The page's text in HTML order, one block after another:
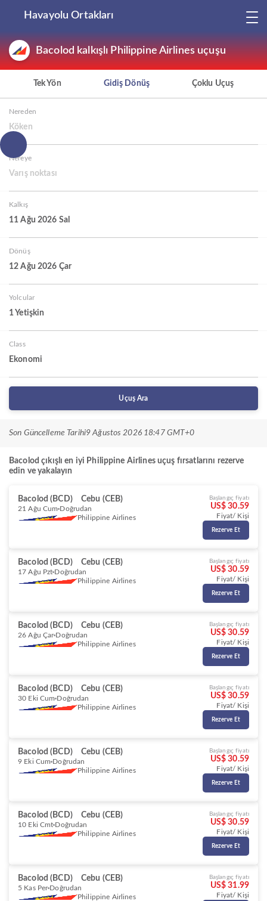
Havayolu Ortakları
Bacolod kalkışlı Philippine Airlines uçuşu
Tek Yön Gidiş Dönüş Çoklu Uçuş
Nereden
Köken
Nereye
Varış noktası
Kalkış
11 Ağu 2026 Sal
Dönüş
12 Ağu 2026 Çar
Yolcular
1 Yetişkin
Class
Ekonomi
Uçuş Ara
Son Güncelleme Tarihi9 Ağustos 2026 18:47 GMT+0
Bacolod çıkışlı en iyi Philippine Airlines uçuş fırsatlarını rezerve
edin ve yakalayın
Bacolod (BCD) Cebu (CEB)
21 Ağu Cum Doğrudan
Philippine Airlines
Başlangıç fiyatı
US$ 30.59
Fiyat/ Kişi
Rezerve Et
Bacolod (BCD) Cebu (CEB)
17 Ağu Pzt Doğrudan
Philippine Airlines
Başlangıç fiyatı
US$ 30.59
Fiyat/ Kişi
Rezerve Et
Bacolod (BCD) Cebu (CEB)
26 Ağu Çar Doğrudan
Philippine Airlines
Başlangıç fiyatı
US$ 30.59
Fiyat/ Kişi
Rezerve Et
Bacolod (BCD) Cebu (CEB)
30 Eki Cum Doğrudan
Philippine Airlines
Başlangıç fiyatı
US$ 30.59
Fiyat/ Kişi
Rezerve Et
Bacolod (BCD) Cebu (CEB)
9 Eki Cum Doğrudan
Philippine Airlines
Başlangıç fiyatı
US$ 30.59
Fiyat/ Kişi
Rezerve Et
Bacolod (BCD) Cebu (CEB)
10 Eki Cmt Doğrudan
Philippine Airlines
Başlangıç fiyatı
US$ 30.59
Fiyat/ Kişi
Rezerve Et
Bacolod (BCD) Cebu (CEB)
5 Kas Per Doğrudan
Philippine Airlines
Başlangıç fiyatı
US$ 31.99
Fiyat/ Kişi